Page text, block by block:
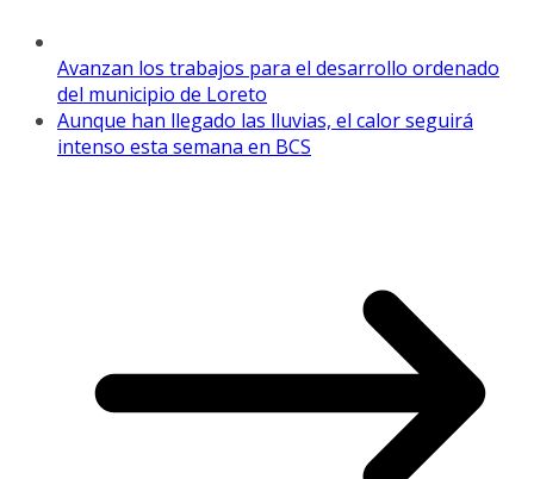
Avanzan los trabajos para el desarrollo ordenado
del municipio de Loreto
Aunque han llegado las lluvias, el calor seguirá
intenso esta semana en BCS